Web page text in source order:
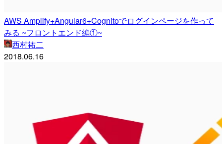
AWS Amplify+Angular6+Cognitoでログインページを作って
みる ~フロントエンド編①~
西村祐二
2018.06.16